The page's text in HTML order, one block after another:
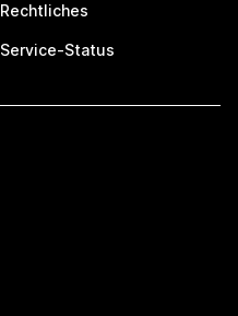
Rechtliches
Service-Status